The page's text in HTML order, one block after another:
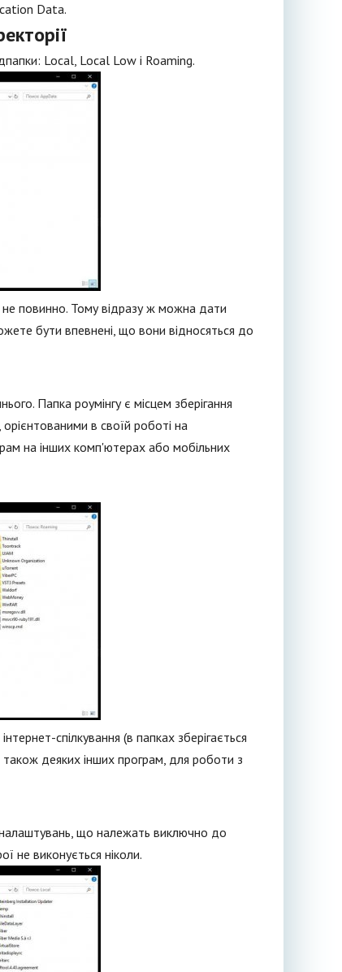
Data.
Local, Local Low і Roaming.
не повинно. Тому відразу ж можна дати
бути впевнені, що вони відносяться до
Папка роумінгу є місцем зберігання
в своїй роботі на
на інших комп'ютерах або мобільних
спілкування (в папках зберігається
також деяких інших програм, для роботи з
що належать виключно до
не виконується ніколи.